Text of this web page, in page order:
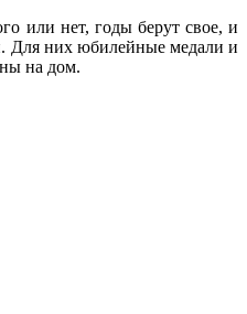
или нет, годы берут свое, и
Для них юбилейные медали и
на дом.